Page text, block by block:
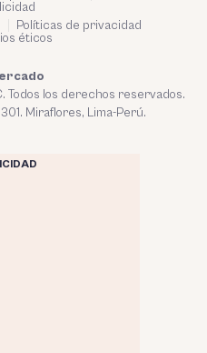
Políticas de privacidad
éticos
Todos los derechos reservados.
Miraflores, Lima-Perú.